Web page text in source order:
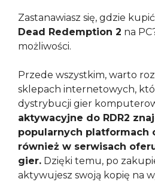
Zastanawiasz się, gdzie
Dead Redemption 2 na
możliwości.
Przede wszystkim, warto
sklepach internetowych,
dystrybucji gier
aktywacyjne do RDR2
popularnych platformach
również w serwisach
gier. Dzięki temu, po
aktywujesz swoją kopię na